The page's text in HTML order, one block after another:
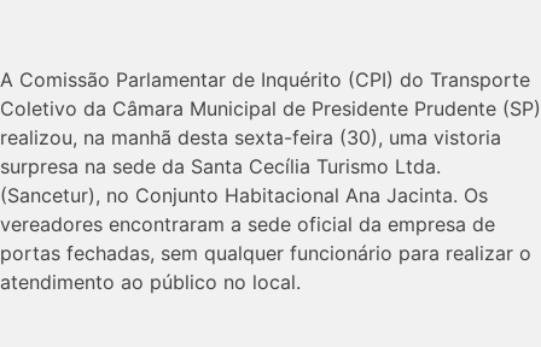
A Comissão Parlamentar de Inquérito (CPI) do Transporte
Coletivo da Câmara Municipal de Presidente Prudente (SP)
realizou, na manhã desta sexta-feira (30), uma vistoria
surpresa na sede da Santa Cecília Turismo Ltda.
(Sancetur), no Conjunto Habitacional Ana Jacinta. Os
vereadores encontraram a sede oficial da empresa de
portas fechadas, sem qualquer funcionário para realizar o
atendimento ao público no local.